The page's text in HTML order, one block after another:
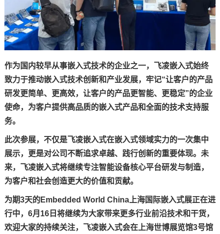
作为国内较早从事嵌入式技术的企业之一，飞凌嵌入式始终
致力于推动嵌入式技术创新和产业发展，牢记“让客户的产品
研发更简单、更高效，让客户的产品更智能、更稳定”的企业
使命，为客户提供高品质的嵌入式产品和全面的技术支持服
务。
此次参展，不仅是飞凌嵌入式在嵌入式领域实力的一次集中
展示，更是对公司不断追求卓越、践行创新的重要体现。未
来，飞凌嵌入式将继续专注智能设备核心平台研发与制造，
为客户和社会创造更大的价值和贡献。
为期3天的Embedded World China上海国际嵌入式展正在进
行中，6月16日将继续为大家带来更多行业前沿技术和干货，
欢迎大家的持续关注，飞凌嵌入式会在上海世博展览馆3号馆